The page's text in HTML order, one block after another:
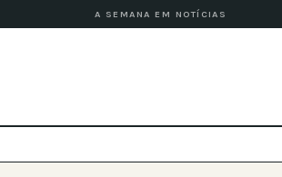
A SEMANA EM NOTÍCIAS